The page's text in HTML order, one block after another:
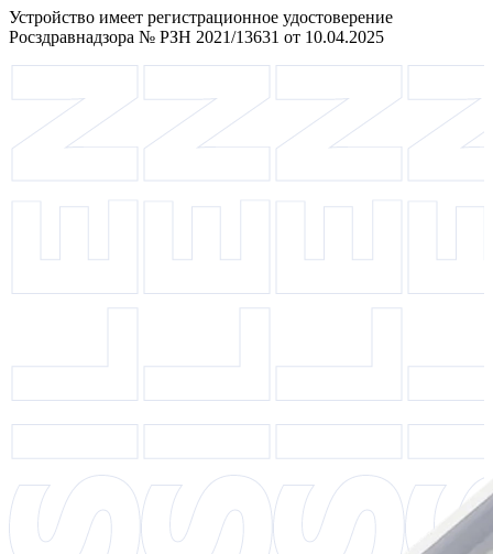
Устройство имеет регистрационное удостоверение
Росздравнадзора № РЗН 2021/13631 от 10.04.2025